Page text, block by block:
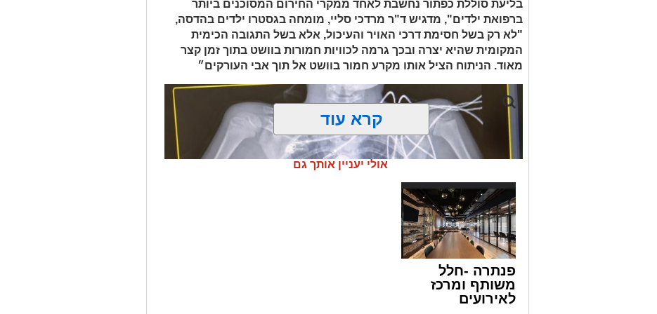
בסחר בסמים, זוהו על פי החשד שתי עסקאות סחר בחומרים אסורים. השוטרים
ביצעו את מעצר הנהגת, ובחיפוש ברכב נתפסו למעלה מ-2 ק"ג של חומרים
החשודים כסמים מסוכנים, טלפון נייד ו-1,700 ש"ח במזומן. החשודה (25) תושבת
העיר ירושלים נעצרה והועברה להמשיך טיפול חקירה.
מעצרם של החשודים הוארך בבית המשפט.
בליעת סוללת כפתור נחשבת לאחד ממקרי החירום המסוכנים ביותר
ברפואת ילדים", מדגיש ד"ר מרדכי סליי, מומחה בגסטרו ילדים בהדסה,
"לא רק בשל חסימת דרכי האויר והעיכול, אלא בשל התגובה הכימית
המקומית שהיא יצרה ובכך גרמה לכוויות חמורות בוושט בתוך זמן קצר
מאוד. הניתוח הציל אותו מקרע חמור בוושט אל תוך אבי העורקים״
קרא עוד
אולי יעניין אותך גם
פנתרה -חלל
משותף ומרכז
לאירועים